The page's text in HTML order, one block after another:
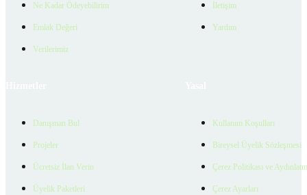
Ne Kadar Ödeyebilirim
Emlak Değeri
Verilerimiz
İletişim
Yardım
Danışman Bul
Projeler
Ücretsiz İlan Verin
Üyelik Paketleri
Kullanım Koşulları
Bireysel Üyelik Sözleşmesi
Çerez Politikası ve
Çerez Ayarları